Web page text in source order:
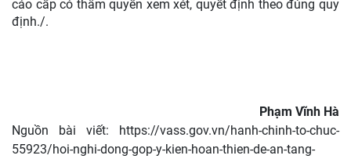
cáo cấp có thẩm quyền xem xét, quyết định theo đúng quy
định./.
Phạm Vĩnh Hà
Nguồn bài viết: https://vass.gov.vn/hanh-chinh-to-chuc-
55923/hoi-nghi-dong-gop-y-kien-hoan-thien-de-an-tang-